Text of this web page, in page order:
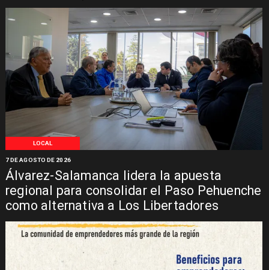
LOCAL
Álvarez-Salamanca lidera la apuesta
regional para consolidar el Paso Pehuenche
como alternativa a Los Libertadores
7 DE AGOSTO DE 2026